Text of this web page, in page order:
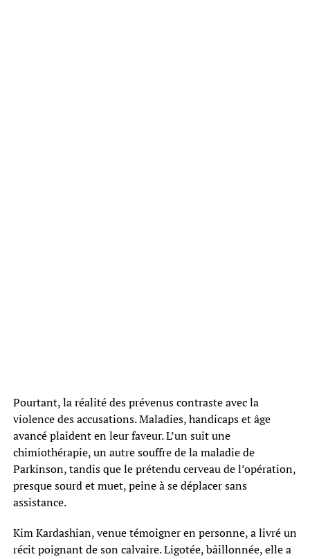
Pourtant, la réalité des prévenus contraste avec la
violence des accusations. Maladies, handicaps et âge
avancé plaident en leur faveur. L’un suit une
chimiothérapie, un autre souffre de la maladie de
Parkinson, tandis que le prétendu cerveau de l’opération,
presque sourd et muet, peine à se déplacer sans
assistance.
Kim Kardashian, venue témoigner en personne, a livré un
récit poignant de son calvaire. Ligotée, bâillonnée, elle a